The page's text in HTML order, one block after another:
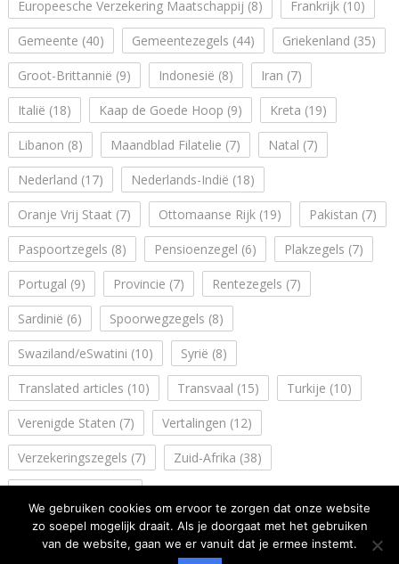
Europeesche Verzekering Maatschappij (8) Frankrijk(10)
Gemeente (40) Gemeentezegels (44) Griekenland (35)
Groot-Brittannië (9) Indonesië (8) Iran (7)
Italië (18) Kaap de Goede Hoop (9) Kreta (19)
Libanon (8) Maandblad Filatelie (7) Natal (7)
Nederland (17) Nederlands-Indië (18)
Oranje Vrij Staat (7) Ottomaanse Rijk(19) Pakistan (7)
Paspoortzegels (8) Pensioenzegel (6) Plakzegels (7)
Portugal (9) Provincie (7) Rentezegels (7)
Sardinië (6) Spoorwegzegels (8)
Swaziland/eSwatini (10) Syrië (8)
Translated articles (10) Transvaal (15) Turkije (10)
Verenigde Staten (7) Vertalingen (12)
Verzekeringszegels (7) Zuid-Afrika (38)
We gebruiken cookies om ervoor te zorgen dat onze website
zo soepel mogelijk draait. Als je doorgaat met het gebruiken
van de website, gaan we er vanuit dat je ermee instemt.